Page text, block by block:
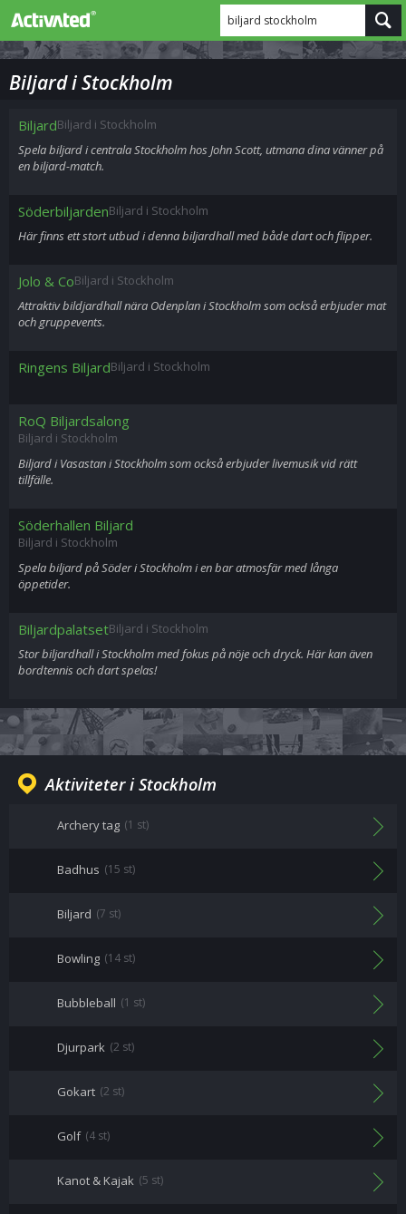
biljard stockholm
Biljard i Stockholm
BiljardBiljard i Stockholm
Spela biljard i centrala Stockholm hos John Scott, utmana dina vänner på
en biljard-match.
SöderbiljardenBiljard i Stockholm
Här finns ett stort utbud i denna biljardhall med både dart och flipper.
Jolo & CoBiljard i Stockholm
Attraktiv bildjardhall nära Odenplan i Stockholm som också erbjuder mat
och gruppevents.
Ringens BiljardBiljard i Stockholm
RoQ Biljardsalong
Biljard i Stockholm
Biljard i Vasastan i Stockholm som också erbjuder livemusik vid rätt
tillfälle.
Söderhallen Biljard
Biljard i Stockholm
Spela biljard på Söder i Stockholm i en bar atmosfär med långa
öppetider.
BiljardpalatsetBiljard i Stockholm
Stor biljardhall i Stockholm med fokus på nöje och dryck. Här kan även
bordtennis och dart spelas!
Aktiviteter i Stockholm
Archery tag (1 st)
Badhus (15 st)
Biljard (7 st)
Bowling (14 st)
Bubbleball (1 st)
Djurpark (2 st)
Gokart (2 st)
Golf (4 st)
Kanot & Kajak (5 st)